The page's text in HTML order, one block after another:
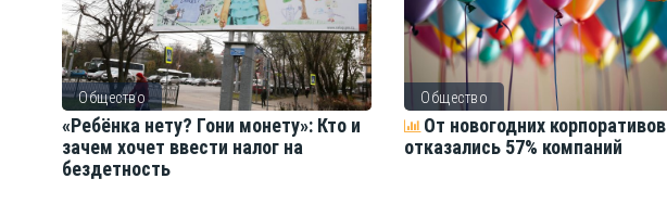
Общество
«Ребёнка нету? Гони монету»: Кто и
зачем хочет ввести налог на
бездетность
Общество
От новогодних корпоративов
отказались 57% компаний